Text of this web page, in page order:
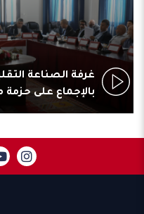
غرفة الصناعة
بالإجماع على حزمة